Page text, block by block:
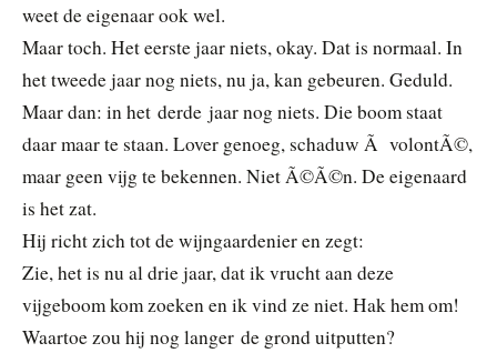
weet de eigenaar ook wel.
Maar toch. Het eerste jaar niets, okay. Dat is normaal. In
het tweede jaar nog niets, nu ja, kan gebeuren. Geduld.
Maar dan: in het derde jaar nog niets. Die boom staat
daar maar te staan. Lover genoeg, schaduw Ã volontÃ©,
maar geen vijg te bekennen. Niet Ã©Ã©n. De eigenaard
is het zat.
Hij richt zich tot de wijngaardenier en zegt:
Zie, het is nu al drie jaar, dat ik vrucht aan deze
vijgeboom kom zoeken en ik vind ze niet. Hak hem om!
Waartoe zou hij nog langer de grond uitputten?